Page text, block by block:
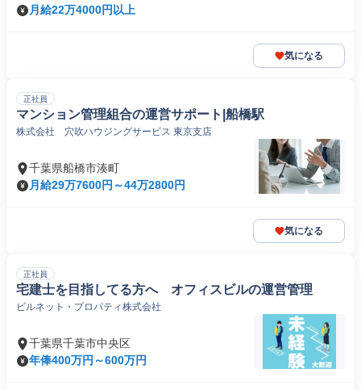
月給22万4000円以上
気になる
正社員
マンション管理組合の運営サポート|船橋駅
株式会社 穴吹ハウジングサービス 東京支店
千葉県船橋市湊町
月給29万7600円～44万2800円
気になる
正社員
宅建士を目指してる方へ オフィスビルの運営管理
ビルネット・プロパティ株式会社
千葉県千葉市中央区
年俸400万円～600万円